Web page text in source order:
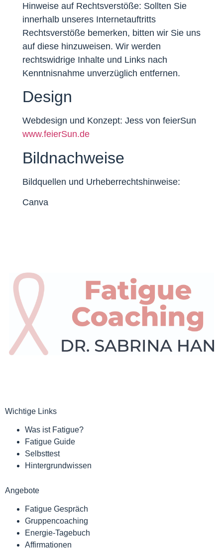
Hinweise auf Rechtsverstöße: Sollten Sie
innerhalb unseres Internetauftritts
Rechtsverstöße bemerken, bitten wir Sie uns
auf diese hinzuweisen. Wir werden
rechtswidrige Inhalte und Links nach
Kenntnisnahme unverzüglich entfernen.
Design
Webdesign und Konzept: Jess von feierSun
www.feierSun.de
Bildnachweise
Bildquellen und Urheberrechtshinweise:
Canva
Wichtige Links
Was ist Fatigue?
Fatigue Guide
Selbsttest
Hintergrundwissen
Angebote
Fatigue Gespräch
Gruppencoaching
Energie-Tagebuch
Affirmationen